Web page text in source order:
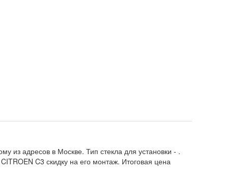
из адресов в Москве. Тип стекла для установки - .
C3 скидку на его монтаж. Итоговая цена